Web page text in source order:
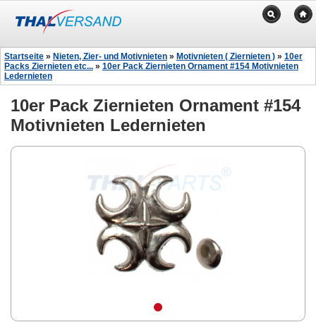
Startseite » Nieten, Zier- und Motivnieten » Motivnieten ( Ziernieten ) » 10er
Packs Ziernieten etc... » 10er Pack Ziernieten Ornament #154 Motivnieten
Ledernieten
10er Pack Ziernieten Ornament #154
Motivnieten Ledernieten